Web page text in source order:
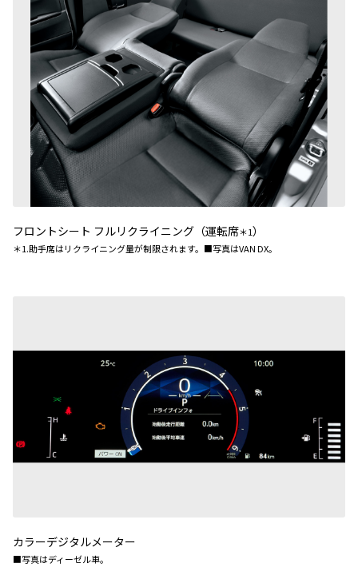
フロントシート フルリクライニング（運転席＊1）
＊1.助手席はリクライニング量が制限されます。■写真はVAN DX。
カラーデジタルメーター
■写真はディーゼル車。